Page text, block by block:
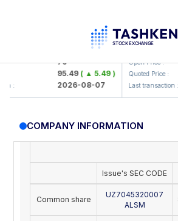
79
95.49( ▲ 5.49 )
2026-08-07
UZMK
Open Price :
Quoted Price :
Last transaction :
COMPANY INFORMATION
Issue's SEC CODE
Common share
UZ7045320007
ALSM